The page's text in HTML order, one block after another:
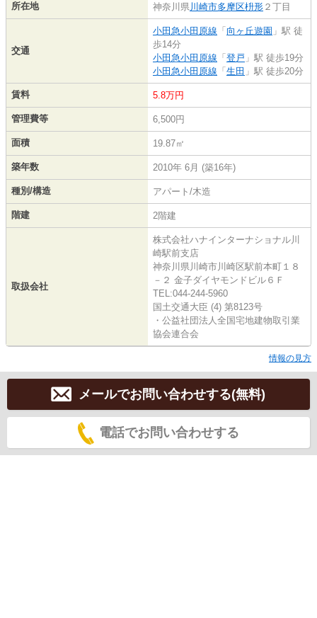
所在地 神奈川県川崎市多摩区枡形 ２丁目
交通
小田急小田原線 「 向ヶ丘遊園 」駅 徒
歩14分
小田急小田原線 「 登戸 」駅 徒歩19分
小田急小田原線 「 生田 」駅 徒歩20分
賃料 5.8万円
管理費等 6,500円
面積 19.87㎡
築年数 2010年 6月 (築16年)
種別/構造 アパート/木造
階建 2階建
取扱会社
株式会社ハナインターナショナル川
崎駅前支店
神奈川県川崎市川崎区駅前本町１８
－２ 金子ダイヤモンドビル６Ｆ
TEL:044-244-5960
国土交通大臣 (4) 第8123号
・公益社団法人全国宅地建物取引業
協会連合会
情報の見方
メールでお問い合わせする(無料)
電話でお問い合わせする